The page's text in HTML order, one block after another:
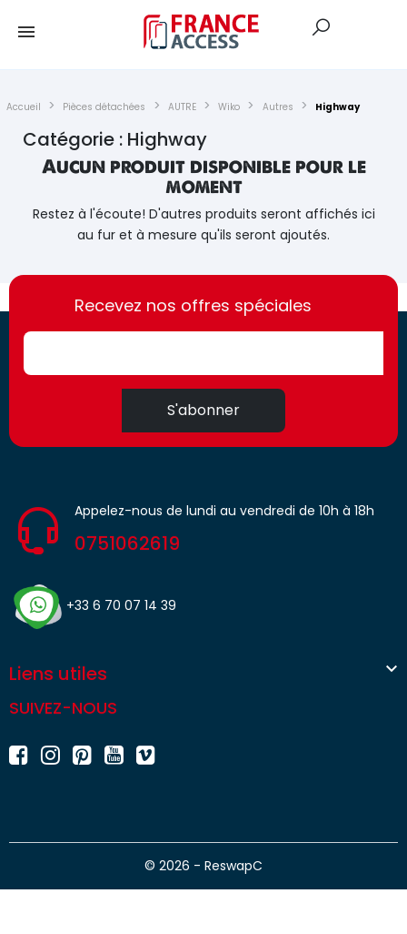
Accueil Pièces détachées AUTRE Wiko Autres Highway
Catégorie : Highway
Aucun produit disponible pour le
moment
Restez à l'écoute! D'autres produits seront affichés ici
au fur et à mesure qu'ils seront ajoutés.
https://france-
access.fr
https://france-
access.fr
Recevez nos offres spéciales
S'abonner
Appelez-nous de lundi au vendredi de 10h à 18h
0751062619
+33 6 70 07 14 39
Liens utiles 
SUIVEZ-NOUS
© 2026 - ReswapC